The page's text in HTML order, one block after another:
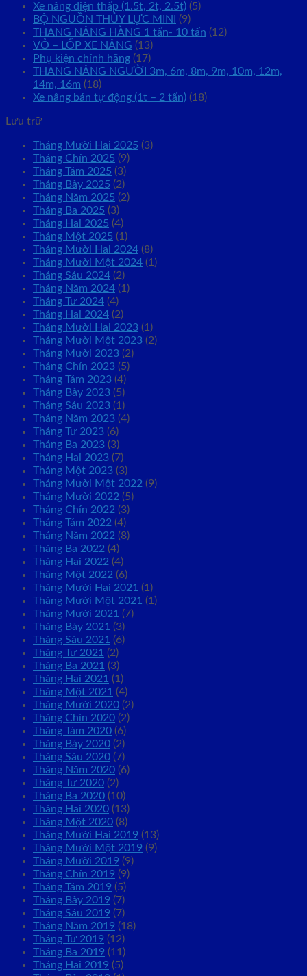
Xe nâng điện thấp (1.5t, 2t, 2.5t) (5)
BỘ NGUỒN THỦY LỰC MINI
(9)
THANG NÂNG HÀNG 1 tấn- 10 tấn (12)
VỎ – LỐP XE NÂNG (13)
Phụ kiện chính hãng (17)
THANG NÂNG NGƯỜI 3m, 6m, 8m, 9m, 10m, 12m,
14m, 16m (18)
Xe nâng bán tự động (1t – 2 tấn) (18)
Lưu trữ
Tháng Mười Hai 2025 (3)
Tháng Chín 2025 (9)
Tháng Tám 2025 (3)
Tháng Bảy 2025 (2)
Tháng Năm 2025 (2)
Tháng Ba 2025 (3)
Tháng Hai 2025 (4)
Tháng Một 2025 (1)
Tháng Mười Hai 2024 (8)
Tháng Mười Một 2024 (1)
Tháng Sáu 2024 (2)
Tháng Năm 2024 (1)
Tháng Tư 2024 (4)
Tháng Hai 2024 (2)
Tháng Mười Hai 2023 (1)
Tháng Mười Một 2023 (2)
Tháng Mười 2023 (2)
Tháng Chín 2023 (5)
Tháng Tám 2023 (4)
Tháng Bảy 2023 (5)
Tháng Sáu 2023 (1)
Tháng Năm 2023 (4)
Tháng Tư 2023 (6)
Tháng Ba 2023 (3)
Tháng Hai 2023 (7)
Tháng Một 2023 (3)
Tháng Mười Một 2022 (9)
Tháng Mười 2022 (5)
Tháng Chín 2022 (3)
Tháng Tám 2022 (4)
Tháng Năm 2022 (8)
Tháng Ba 2022 (4)
Tháng Hai 2022 (4)
Tháng Một 2022 (6)
Tháng Mười Hai 2021 (1)
Tháng Mười Một 2021 (1)
Tháng Mười 2021 (7)
Tháng Bảy 2021 (3)
Tháng Sáu 2021 (6)
Tháng Tư 2021 (2)
Tháng Ba 2021 (3)
Tháng Hai 2021 (1)
Tháng Một 2021 (4)
Tháng Mười 2020 (2)
Tháng Chín 2020 (2)
Tháng Tám 2020 (6)
Tháng Bảy 2020 (2)
Tháng Sáu 2020 (7)
Tháng Năm 2020 (6)
Tháng Tư 2020 (2)
Tháng Ba 2020 (10)
Tháng Hai 2020 (13)
Tháng Một 2020 (8)
Tháng Mười Hai 2019 (13)
Tháng Mười Một 2019 (9)
Tháng Mười 2019 (9)
Tháng Chín 2019 (9)
Tháng Tám 2019 (5)
Tháng Bảy 2019 (7)
Tháng Sáu 2019 (7)
Tháng Năm 2019 (18)
Tháng Tư 2019 (12)
Tháng Ba 2019 (11)
Tháng Hai 2019 (5)